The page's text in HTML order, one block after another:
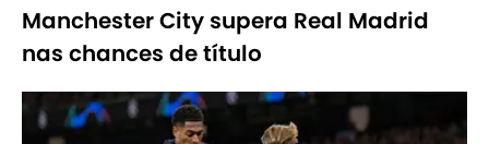
Manchester City supera Real Madrid
nas chances de título